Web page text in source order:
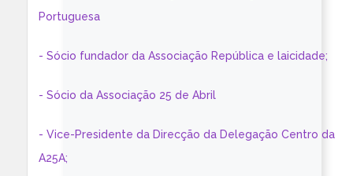
Portuguesa
- Sócio fundador da Associação República e laicidade;
- Sócio da Associação 25 de Abril
- Vice-Presidente da Direcção da Delegação Centro da
A25A;